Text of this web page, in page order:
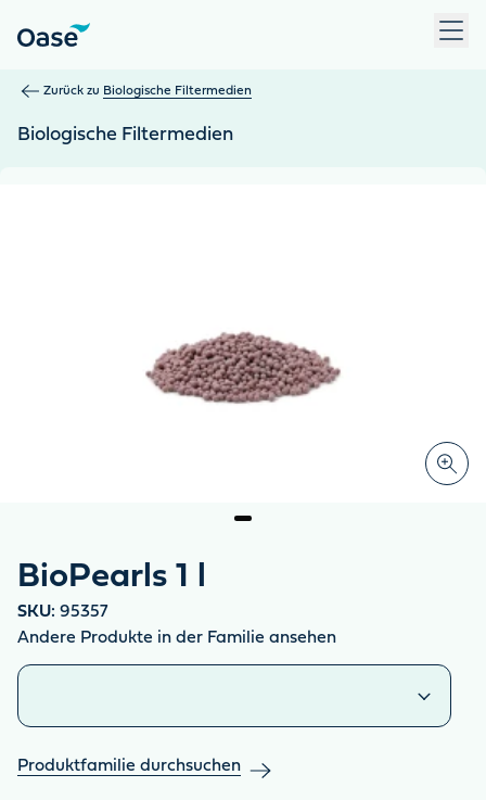
Zurück zu Biologische Filtermedien
Biologische Filtermedien
BioPearls 1 l
SKU: 95357
Andere Produkte in der Familie ansehen
Ähnliche Produkte
Produktfamilie durchsuchen